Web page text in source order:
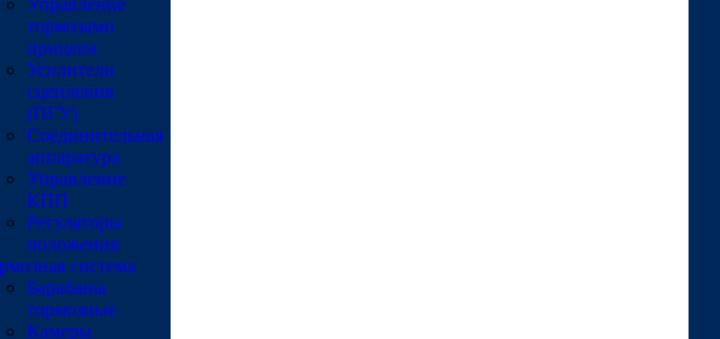
Управление
тормозами
прицепа
Усилители
сцепления
(ПГУ)
Соединительная
аппаратура
Управление
КПП
Регуляторы
положения
система
Барабаны
тормозные
Камеры